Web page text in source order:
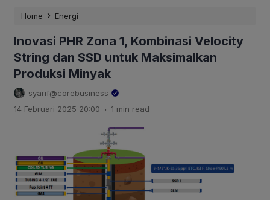
Home › Energi
Inovasi PHR Zona 1, Kombinasi Velocity
String dan SSD untuk Maksimalkan
Produksi Minyak
syarif@corebusiness
14 Februari 2025 20:00 . 1 min read